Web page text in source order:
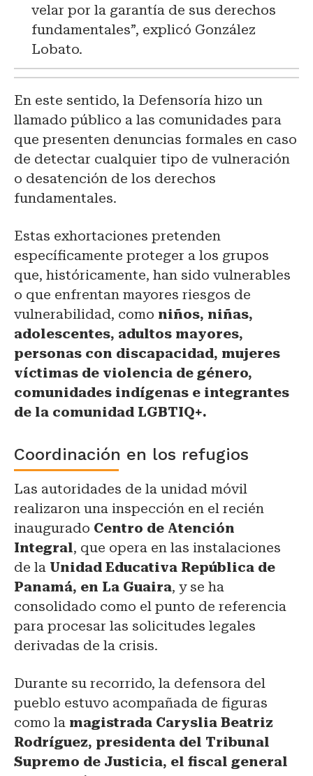
velar por la garantía de sus derechos
fundamentales”, explicó González
Lobato.
En este sentido, la Defensoría hizo un
llamado público a las comunidades para
que presenten denuncias formales en caso
de detectar cualquier tipo de vulneración
o desatención de los derechos
fundamentales.
Estas exhortaciones pretenden
específicamente proteger a los grupos
que, históricamente, han sido vulnerables
o que enfrentan mayores riesgos de
vulnerabilidad, como niños, niñas,
adolescentes, adultos mayores,
personas con discapacidad, mujeres
víctimas de violencia de género,
comunidades indígenas e integrantes
de la comunidad LGBTIQ+.
Coordinación en los refugios
Las autoridades de la unidad móvil
realizaron una inspección en el recién
inaugurado Centro de Atención
Integral, que opera en las instalaciones
de la Unidad Educativa República de
Panamá, en La Guaira, y se ha
consolidado como el punto de referencia
para procesar las solicitudes legales
derivadas de la crisis.
Durante su recorrido, la defensora del
pueblo estuvo acompañada de figuras
como la magistrada Caryslia Beatriz
Rodríguez, presidenta del Tribunal
Supremo de Justicia, el fiscal general